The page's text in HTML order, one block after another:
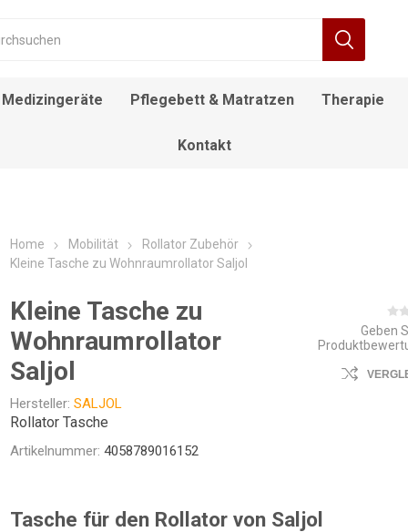
SCHUHE / SOCKEN /
FINKEN
TOILETTENSITZERHÖHUNG
ELEKTROMOBIL
Medizingeräte
STETHOSKOP
Pflegebett & Matratzen Therapie
LAGERUNGSHILFEN
Kontakt
Home Mobilität
Rollator Zubehör
Kleine Tasche zu Wohnraumrollator Saljol
Kleine Tasche zu
Wohnraumrollator
Saljol
Hersteller: SALJOL
Geben
Rollator Tasche
Artikelnummer: 4058789016152
Tasche für den Rollator von Saljol